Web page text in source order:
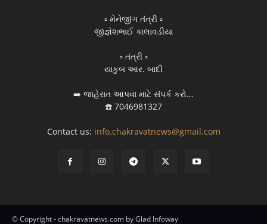
▫️ મેનેજીંગ તંત્રી ▫️
જીજ્ઞેશભાઈ કાલાવડીયા
▫️ તંત્રી ▫️
યાકુબ આર. બાદી
➡️ જાહેરાત આપવા માટે સંપર્ક કરો...
☎️ 7046981327
Contact us: info.chakravatnews@gmail.com
© Copyright - chakravatnews.com by Glad Infoway